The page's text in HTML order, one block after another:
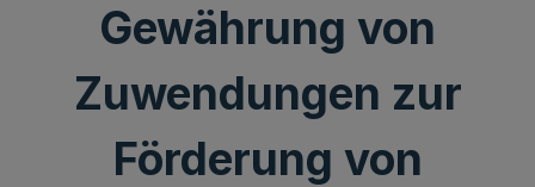
Gewährung von
Zuwendungen zur
Förderung von